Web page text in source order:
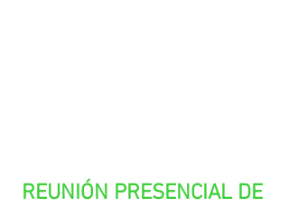
REUNIÓN PRESENCIAL DE